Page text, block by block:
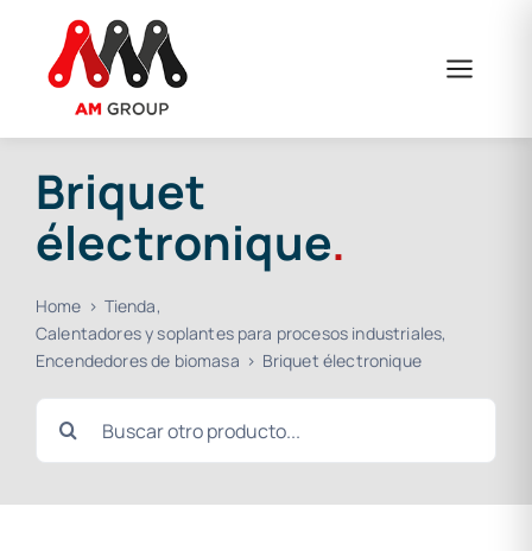
content
Briquet
électronique.
Home
Tienda
Calentadores y soplantes para procesos industriales
Encendedores de biomasa
Briquet électronique
Search
for: